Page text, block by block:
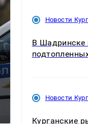
Где будет
президентов
Новости
В Шадринске
Новости
Курганские